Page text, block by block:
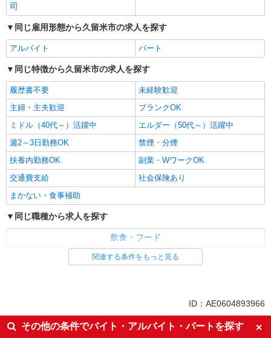
司
同じ雇用形態から久留米市の求人を探す
アルバイト パート
同じ特徴から久留米市の求人を探す
履歴書不要
未経験歓迎
主婦・主夫歓迎
ブランクOK
ミドル（40代～）活躍中
エルダー（50代～）活躍中
週2～3日勤務OK
禁煙・分煙
扶養内勤務OK
副業・WワークOK
交通費支給
社会保険あり
まかない・食事補助
同じ職種から求人を探す
飲食・フード
調理・調理補助・調理師
週2～3日勤務OK
扶養内勤務OK
副業・WワークOK
交通費支給
関連する条件をもっと見る
ID：AE0604893966
その他の条件でバイト・アルバイト・パートを探す